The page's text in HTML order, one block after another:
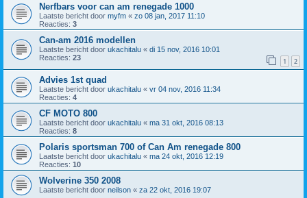
Nerfbars voor can am renegade 1000
Laatste bericht door myfm « zo 08 jan, 2017 11:10
Reacties: 3
Can-am 2016 modellen
Laatste bericht door ukachitalu « di 15 nov, 2016 10:01
Reacties: 23 1 2
Advies 1st quad
Laatste bericht door ukachitalu « vr 04 nov, 2016 11:34
Reacties: 4
CF MOTO 800
Laatste bericht door ukachitalu « ma 31 okt, 2016 08:13
Reacties: 8
Polaris sportsman 700 of Can Am renegade 800
Laatste bericht door ukachitalu « ma 24 okt, 2016 12:19
Reacties: 10
Wolverine 350 2008
Laatste bericht door neilson « za 22 okt, 2016 19:07